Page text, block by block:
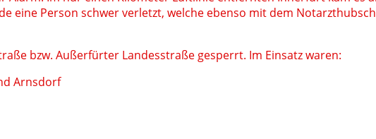
eine Person schwer verletzt, welche ebenso mit dem
bzw. Außerfürter Landesstraße gesperrt. Im Einsatz waren:
Arnsdorf